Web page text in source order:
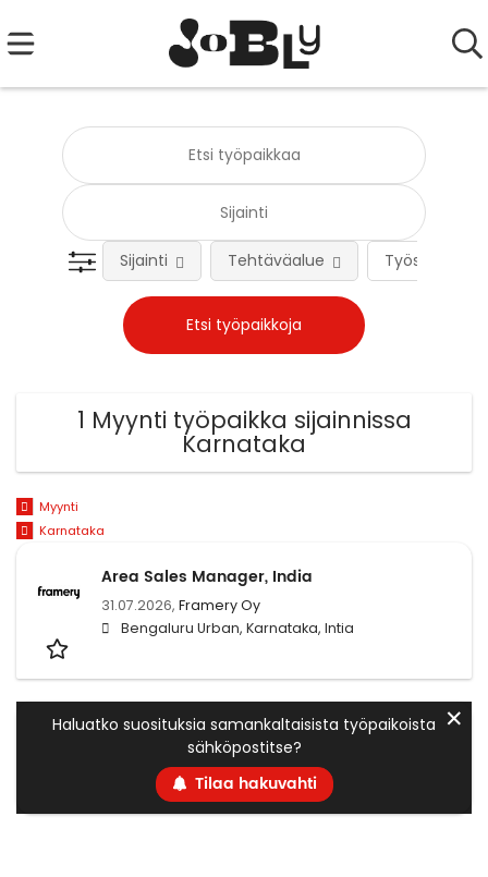
Työsuhteen
Sijainti Tehtäväalue
1 Myynti työpaikka sijainnissa
Karnataka
Myynti
Karnataka
Area Sales Manager, India
31.07.2026, Framery Oy
Bengaluru Urban, Karnataka, Intia
Haluatko suosituksia samankaltaisista työpaikoista
sähköpostitse?
Tilaa hakuvahti
✕